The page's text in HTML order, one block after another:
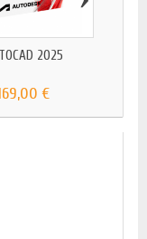
2025
€